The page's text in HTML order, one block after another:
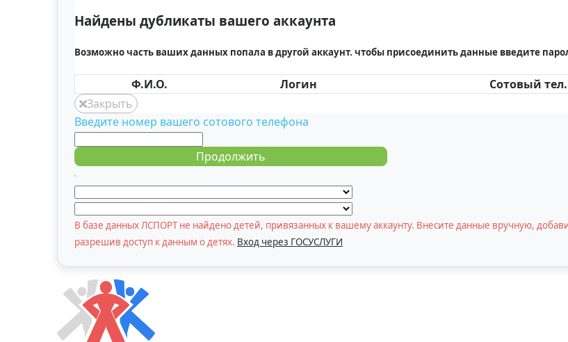
Найдены дубликаты вашего аккаунта
Возможно часть ваших данных попала в другой аккаунт. чтобы присоединить данные введите
Ф.И.О. Логин Сотовый тел.
Закрыть
Введите номер вашего сотового телефона
Продолжить
В базе данных ЛСПОРТ не найдено детей, привязанных к вашему аккаунту. Внесите данные вручную,
разрешив доступ к данным о детях. Вход через ГОСУСЛУГИ